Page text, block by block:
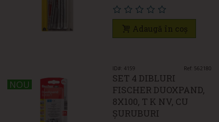
Adaugă în coș
NOU
NOU
ID#: 4159 Ref: 562180
SET 4 DIBLURI
FISCHER DUOXPAND,
8X100, T K NV, CU
ȘURUBURI